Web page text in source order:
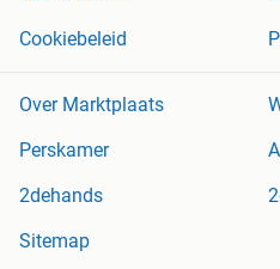
Cookiebeleid
Over Marktplaats
Perskamer
2dehands
Sitemap